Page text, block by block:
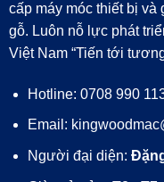
cấp máy móc thiết bị và
gỗ. Luôn nỗ lực phát
Việt Nam “Tiến tới
Hotline: 0708 990
Email:
Người đại diện: